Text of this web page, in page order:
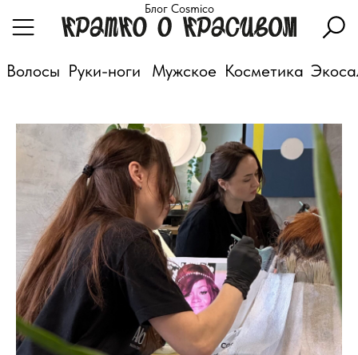
Блог Cosmico
Мужское
Руки-ноги
Волосы Косметика